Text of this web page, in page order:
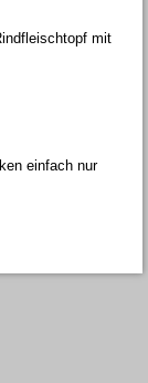
mit
einfach nur